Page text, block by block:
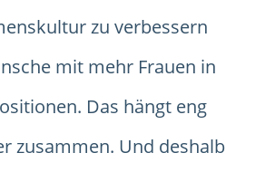
zu verbessern
mit mehr Frauen in
Das hängt eng
zusammen. Und deshalb